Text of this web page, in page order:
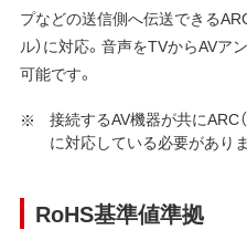
プなどの送信側へ伝送できる
ル）に対応。音声をTVからAV
可能です。
接続するAV機器が共にARC
に対応している必要がありま
RoHS基準値準拠